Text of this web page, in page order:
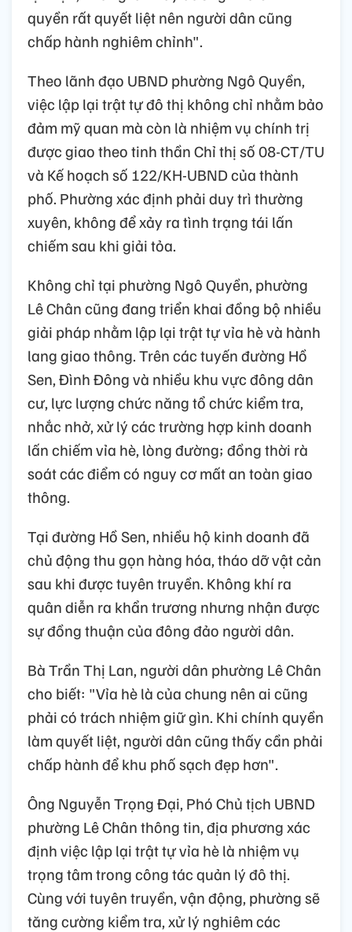
quyền rất quyết liệt nên người dân cũng
chấp hành nghiêm chỉnh".
Theo lãnh đạo UBND phường Ngô Quyền,
việc lập lại trật tự đô thị không chỉ nhằm bảo
đảm mỹ quan mà còn là nhiệm vụ chính trị
được giao theo tinh thần Chỉ thị số 08-CT/TU
và Kế hoạch số 122/KH-UBND của thành
phố. Phường xác định phải duy trì thường
xuyên, không để xảy ra tình trạng tái lấn
chiếm sau khi giải tỏa.
Không chỉ tại phường Ngô Quyền, phường
Lê Chân cũng đang triển khai đồng bộ nhiều
giải pháp nhằm lập lại trật tự vỉa hè và hành
lang giao thông. Trên các tuyến đường Hồ
Sen, Đình Đông và nhiều khu vực đông dân
cư, lực lượng chức năng tổ chức kiểm tra,
nhắc nhở, xử lý các trường hợp kinh doanh
lấn chiếm vỉa hè, lòng đường; đồng thời rà
soát các điểm có nguy cơ mất an toàn giao
thông.
Tại đường Hồ Sen, nhiều hộ kinh doanh đã
chủ động thu gọn hàng hóa, tháo dỡ vật cản
sau khi được tuyên truyền. Không khí ra
quân diễn ra khẩn trương nhưng nhận được
sự đồng thuận của đông đảo người dân.
Bà Trần Thị Lan, người dân phường Lê Chân
cho biết: "Vỉa hè là của chung nên ai cũng
phải có trách nhiệm giữ gìn. Khi chính quyền
làm quyết liệt, người dân cũng thấy cần phải
chấp hành để khu phố sạch đẹp hơn".
Ông Nguyễn Trọng Đại, Phó Chủ tịch UBND
phường Lê Chân thông tin, địa phương xác
định việc lập lại trật tự vỉa hè là nhiệm vụ
trọng tâm trong công tác quản lý đô thị.
Cùng với tuyên truyền, vận động, phường sẽ
tăng cường kiểm tra, xử lý nghiêm các